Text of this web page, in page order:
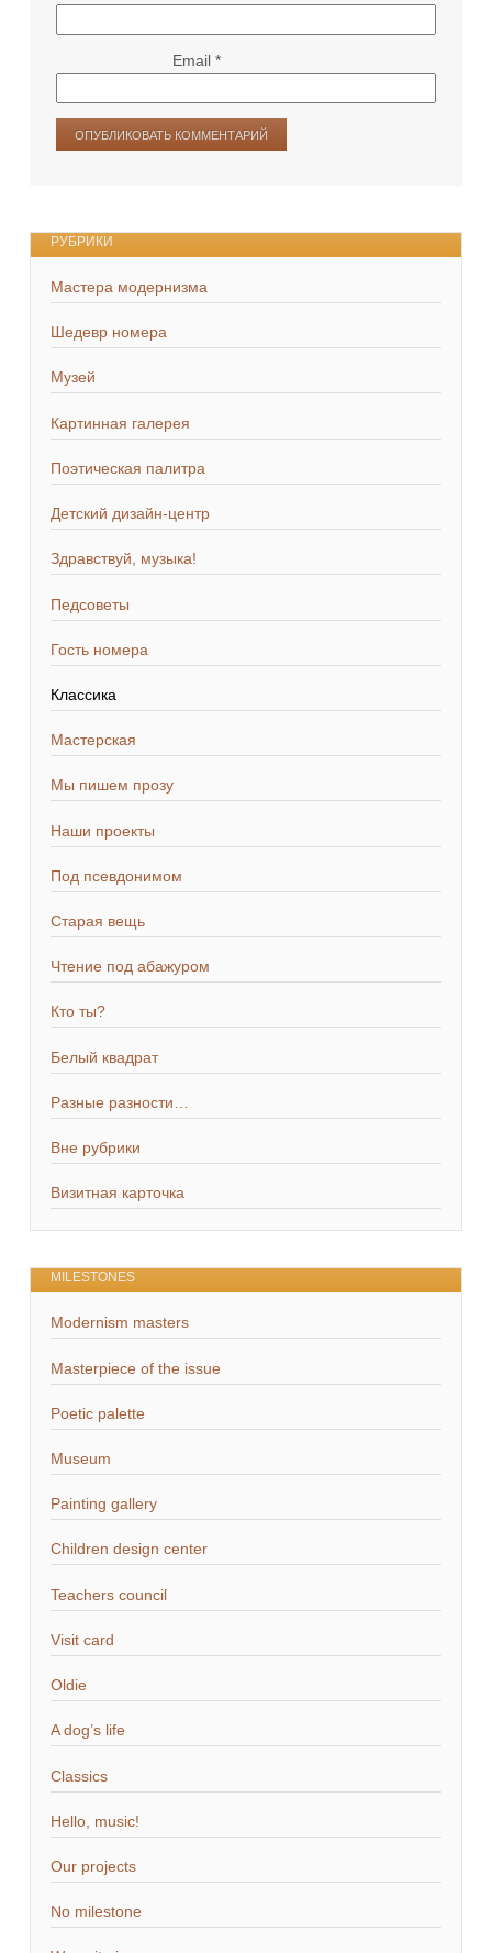
Email *
РУБРИКИ
Мастера модернизма
Шедевр номера
Музей
Картинная галерея
Поэтическая палитра
Детский дизайн-центр
Здравствуй, музыка!
Педсоветы
Гость номера
Классика
Мастерская
Мы пишем прозу
Наши проекты
Под псевдонимом
Старая вещь
Чтение под абажуром
Кто ты?
Белый квадрат
Разные разности…
Вне рубрики
Визитная карточка
MILESTONES
Modernism masters
Masterpiece of the issue
Poetic palette
Museum
Painting gallery
Children design center
Teachers council
Visit card
Oldie
A dog’s life
Classics
Hello, music!
Our projects
No milestone